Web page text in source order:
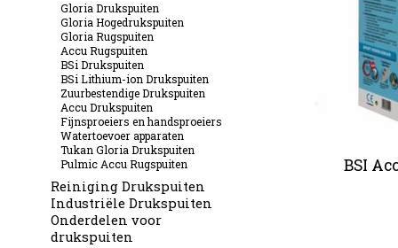
Gloria Drukspuiten
Gloria Hogedrukspuiten
Gloria Rugspuiten
Accu Rugspuiten
BSi Drukspuiten
BSi Lithium-ion Drukspuiten
Zuurbestendige Drukspuiten
Accu Drukspuiten
Fijnsproeiers en handsproeiers
Watertoevoer apparaten
Tukan Gloria Drukspuiten
Pulmic Accu Rugspuiten
Reiniging Drukspuiten
Industriële Drukspuiten
Onderdelen voor
drukspuiten
BSI